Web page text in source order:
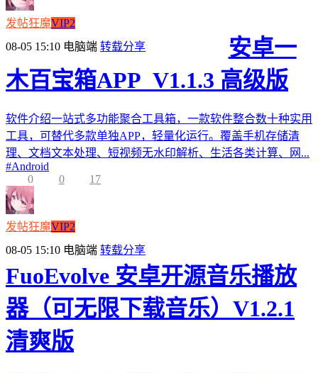
发帖狂魔VIP2
08-05 15:10 电脑端 转载分享
安卓一
木百宝箱APP_V1.1.3 高级版
软件介绍一站式多功能聚合工具箱，一款软件整合数十种实用
工具，可替代多款单独APP，轻量化运行。覆盖手机存储清
理、文档文本处理、短视频无水印解析、生活各类计算、网...
#Android
0
0 17
发帖狂魔VIP2
08-05 15:10 电脑端 转载分享
FuoEvolve 安卓开源音乐播放
器（可无限下载音乐）V1.2.1
清爽版